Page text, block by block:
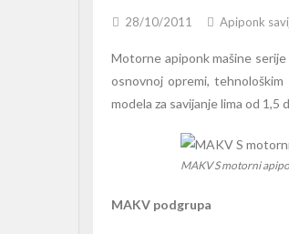
28/10/2011 Apiponk
Motorne apiponk mašine
osnovnoj opremi,
modela za savijanje lima od 1,5
MAKV S motorni
MAKV podgrupa